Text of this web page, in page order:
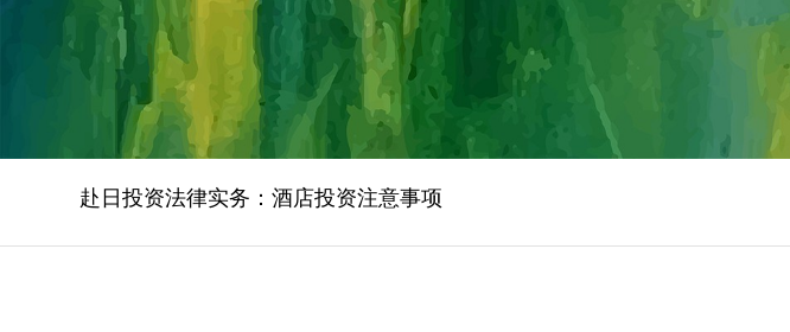
赴日投资法律实务：酒店投资注意事项